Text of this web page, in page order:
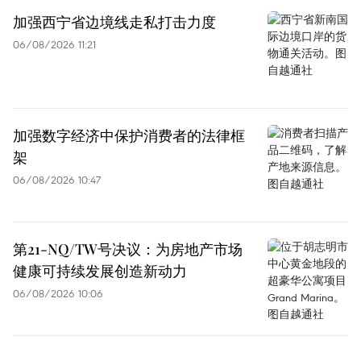
加强西宁省边境线走私打击力度
06/08/2026 11:21
加强数字经济中保护消费者的法律框
架
06/08/2026 10:47
第21-NQ/TW号决议：为房地产市场
健康可持续发展创造新动力
06/08/2026 10:06